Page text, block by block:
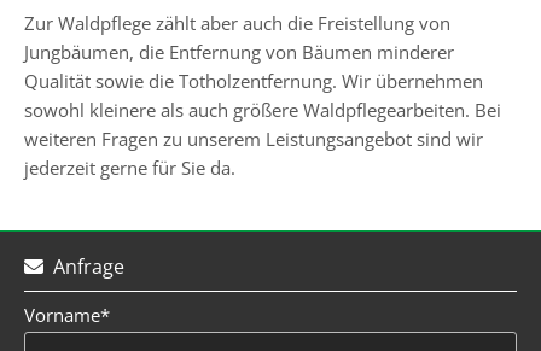
Zur Waldpflege zählt aber auch die Freistellung von
Jungbäumen, die Entfernung von Bäumen minderer
Qualität sowie die Totholzentfernung. Wir übernehmen
sowohl kleinere als auch größere Waldpflegearbeiten. Bei
weiteren Fragen zu unserem Leistungsangebot sind wir
jederzeit gerne für Sie da.
 Anfrage
Vorname*